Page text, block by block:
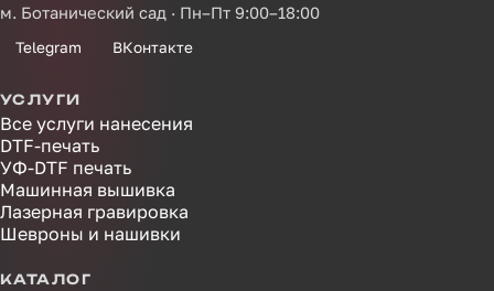
м. Ботанический сад · Пн–Пт 9:00–18:00
Telegram ВКонтакте
УСЛУГИ
Все услуги нанесения
DTF-печать
УФ-DTF печать
Машинная вышивка
Лазерная гравировка
Шевроны и нашивки
КАТАЛОГ